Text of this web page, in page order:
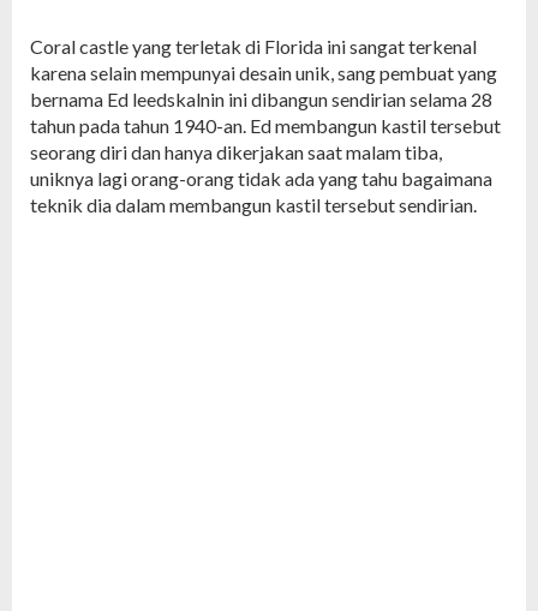
Coral castle yang terletak di Florida ini sangat terkenal
karena selain mempunyai desain unik, sang pembuat yang
bernama Ed leedskalnin ini dibangun sendirian selama 28
tahun pada tahun 1940-an. Ed membangun kastil tersebut
seorang diri dan hanya dikerjakan saat malam tiba,
uniknya lagi orang-orang tidak ada yang tahu bagaimana
teknik dia dalam membangun kastil tersebut sendirian.